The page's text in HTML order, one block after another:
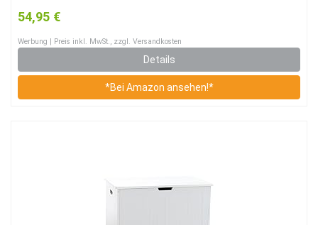
weiß 60 x 70 x 55 cm
54,95 €
Werbung | Preis inkl. MwSt., zzgl. Versandkosten
Details
*Bei Amazon ansehen!*